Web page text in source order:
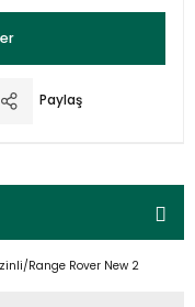
Paylaş
Range Rover New 2